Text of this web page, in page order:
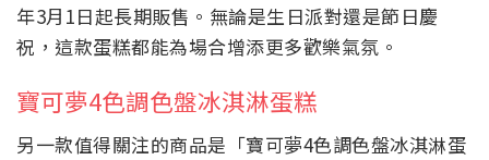
年3月1日起長期販售。無論是生日派對還是節日慶
祝，這款蛋糕都能為場合增添更多歡樂氣氛。
寶可夢4色調色盤冰淇淋蛋糕
另一款值得關注的商品是「寶可夢4色調色盤冰淇淋蛋